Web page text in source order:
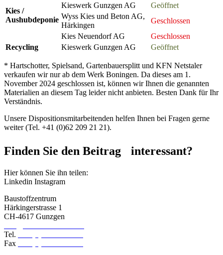
Kies /
Aushubdeponie
Kieswerk Gunzgen AG
Geöffnet
Wyss Kies und Beton AG,
Härkingen
Geschlossen
Kies Neuendorf AG
Geschlossen
Recycling
Kieswerk Gunzgen AG Geöffnet
* Hartschotter, Spielsand, Gartenbauersplitt und KFN Netstaler
verkaufen wir nur ab dem Werk Boningen. Da dieses am 1.
November 2024 geschlossen ist, können wir Ihnen die genannten
Materialien an diesem Tag leider nicht anbieten. Besten Dank für Ihr
Verständnis.
Unsere Dispositionsmitarbeitenden helfen Ihnen bei Fragen gerne
weiter (Tel. +41 (0)62 209 21 21).
Finden Sie den Beitrag interessant?
Hier können Sie ihn teilen:
Linkedin Instagram
Baustoffzentrum
Härkingerstrasse 1
CH-4617 Gunzgen
Tel.
Fax